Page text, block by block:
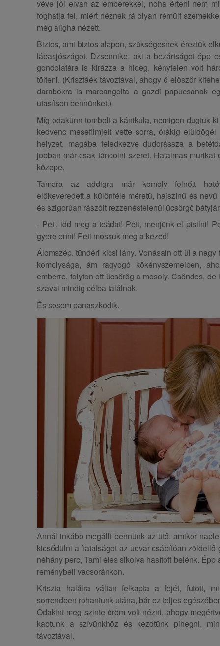
véve jól elvan az emberekkel, noha érteni nem
foghatja fel, miért néznek rá olyan rémült
még aligha nézett.
Biztos, ami biztos alapon, szükségesnek éreztük
lábasjószágot. Dzsennike, aki a bezártságot épp
gondolatára is kirázza a hideg, kénytelen volt
tölteni. (Krisztáék távoztával, ahogy ő először
darabokra is marcangolta a gazdi papucsának
utasítson bennünket.)
Míg odakünn tombolt a kánikula, nemigen dugtuk
kedvenc mesefilmjeit vette sorra, órákig
helyzet, magába feledkezve dudorássza a
jobban már csak táncolni szeret. Hatalmas
közepe.
Tamara az addigra már komoly felnőtt
előkeveredett a különféle méretű, hajszínű és
és szigorúan rászólt rezzenéstelenül ücsörgő
- Peti, idd meg a teádat! Peti, menjünk el pisilni!
gyere enni! Peti mossuk meg a kezed!
Álomszép, tündéri kicsi lány. Vonásain ott ül a
komolysága, ám ragyogó kökényszemeiben,
emberre, folyton ott ücsörög a mosoly. Csöndes,
szavai mindig célba találnak.
És sosem panaszkodik.
Annál inkább megállt bennünk az ütő, amikor
kicsődülni a fiatalságot az udvar csábítóan
néhány perc, Tami éles sikolya hasított belénk.
reménybeli vacsoránkon.
Kriszta halálra váltan felkapta a fejét, futott,
sorrendben rohantunk utána, bár ez teljes
Odakint meg szinte öröm volt nézni, ahogy
kaptunk a szívünkhöz és kezdtünk pihegni,
távoztával.